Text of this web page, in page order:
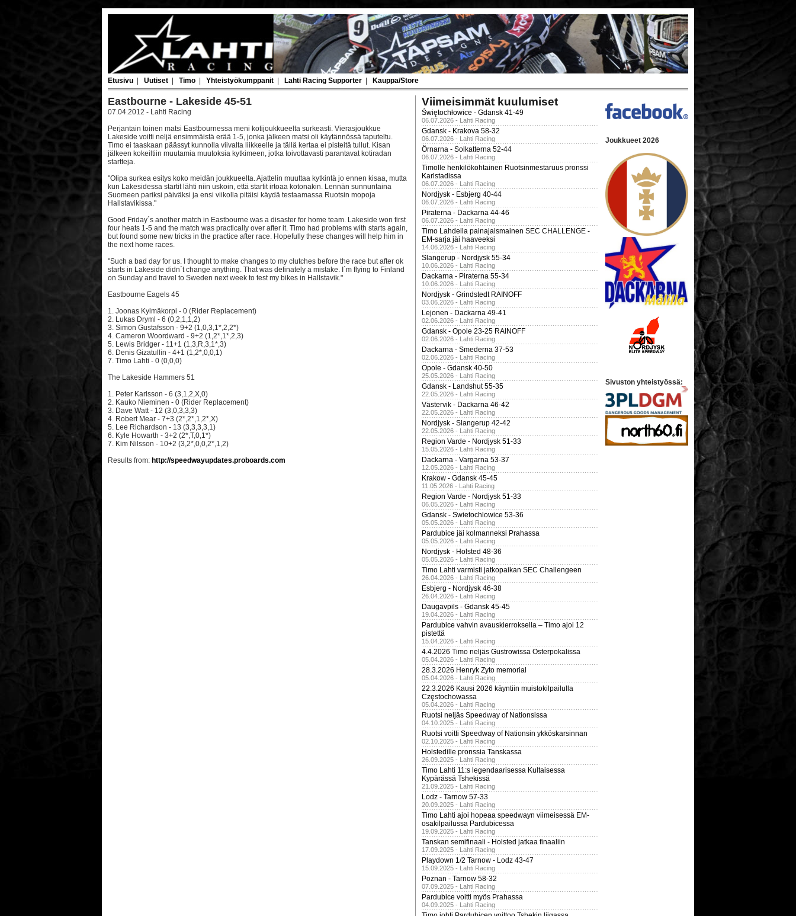
Etusivu Uutiset Timo Yhteistyökumppanit Lahti Racing Supporter Kauppa/Store
Eastbourne - Lakeside 45-51
07.04.2012 - Lahti Racing
Perjantain toinen matsi Eastbournessa meni kotijoukkueelta surkeasti. Vierasjoukkue
Lakeside voitti neljä ensimmäistä erää 1-5, jonka jälkeen matsi oli käytännössä taputeltu.
Timo ei taaskaan päässyt kunnolla viivalta liikkeelle ja tällä kertaa ei pisteitä tullut. Kisan
jälkeen kokeiltiin muutamia muutoksia kytkimeen, jotka toivottavasti parantavat kotiradan
startteja.
"Olipa surkea esitys koko meidän joukkueelta. Ajattelin muuttaa kytkintä jo ennen kisaa, mutta
kun Lakesidessa startit lähti niin uskoin, että startit irtoaa kotonakin. Lennän sunnuntaina
Suomeen pariksi päiväksi ja ensi viikolla pitäisi käydä testaamassa Ruotsin mopoja
Hallstavikissa."
Good Friday´s another match in Eastbourne was a disaster for home team. Lakeside won first
four heats 1-5 and the match was practically over after it. Timo had problems with starts again,
but found some new tricks in the practice after race. Hopefully these changes will help him in
the next home races.
"Such a bad day for us. I thought to make changes to my clutches before the race but after ok
starts in Lakeside didn´t change anything. That was definately a mistake. I´m flying to Finland
on Sunday and travel to Sweden next week to test my bikes in Hallstavik."
Eastbourne Eagels 45
1. Joonas Kylmäkorpi - 0 (Rider Replacement)
2. Lukas Dryml - 6 (0,2,1,1,2)
3. Simon Gustafsson - 9+2 (1,0,3,1*,2,2*)
4. Cameron Woordward - 9+2 (1,2*,1*,2,3)
5. Lewis Bridger - 11+1 (1,3,R,3,1*,3)
6. Denis Gizatullin - 4+1 (1,2*,0,0,1)
7. Timo Lahti - 0 (0,0,0)
The Lakeside Hammers 51
1. Peter Karlsson - 6 (3,1,2,X,0)
2. Kauko Nieminen - 0 (Rider Replacement)
3. Dave Watt - 12 (3,0,3,3,3)
4. Robert Mear - 7+3 (2*,2*,1,2*,X)
5. Lee Richardson - 13 (3,3,3,3,1)
6. Kyle Howarth - 3+2 (2*,T,0,1*)
7. Kim Nilsson - 10+2 (3,2*,0,0,2*,1,2)
Results from: http://speedwayupdates.proboards.com
Viimeisimmät kuulumiset
Świętochłowice - Gdansk 41-49
06.07.2026 - Lahti Racing
Gdansk - Krakova 58-32
06.07.2026 - Lahti Racing
Örnarna - Solkatterna 52-44
06.07.2026 - Lahti Racing
Timolle henkilökohtainen Ruotsinmestaruus pronssi
Karlstadissa
06.07.2026 - Lahti Racing
Nordjysk - Esbjerg 40-44
06.07.2026 - Lahti Racing
Piraterna - Dackarna 44-46
06.07.2026 - Lahti Racing
Timo Lahdella painajaismainen SEC CHALLENGE -
EM-sarja jäi haaveeksi
14.06.2026 - Lahti Racing
Slangerup - Nordjysk 55-34
10.06.2026 - Lahti Racing
Dackarna - Piraterna 55-34
10.06.2026 - Lahti Racing
Nordjysk - Grindstedt RAINOFF
03.06.2026 - Lahti Racing
Lejonen - Dackarna 49-41
02.06.2026 - Lahti Racing
Gdansk - Opole 23-25 RAINOFF
02.06.2026 - Lahti Racing
Dackarna - Smederna 37-53
02.06.2026 - Lahti Racing
Opole - Gdansk 40-50
25.05.2026 - Lahti Racing
Gdansk - Landshut 55-35
22.05.2026 - Lahti Racing
Västervik - Dackarna 46-42
22.05.2026 - Lahti Racing
Nordjysk - Slangerup 42-42
22.05.2026 - Lahti Racing
Region Varde - Nordjysk 51-33
15.05.2026 - Lahti Racing
Dackarna - Vargarna 53-37
12.05.2026 - Lahti Racing
Krakow - Gdansk 45-45
11.05.2026 - Lahti Racing
Region Varde - Nordjysk 51-33
06.05.2026 - Lahti Racing
Gdansk - Swietochlowice 53-36
05.05.2026 - Lahti Racing
Pardubice jäi kolmanneksi Prahassa
05.05.2026 - Lahti Racing
Nordjysk - Holsted 48-36
05.05.2026 - Lahti Racing
Timo Lahti varmisti jatkopaikan SEC Challengeen
26.04.2026 - Lahti Racing
Esbjerg - Nordjysk 46-38
26.04.2026 - Lahti Racing
Daugavpils - Gdansk 45-45
19.04.2026 - Lahti Racing
Pardubice vahvin avauskierroksella – Timo ajoi 12
pistettä
15.04.2026 - Lahti Racing
4.4.2026 Timo neljäs Gustrowissa Osterpokalissa
05.04.2026 - Lahti Racing
28.3.2026 Henryk Zyto memorial
05.04.2026 - Lahti Racing
22.3.2026 Kausi 2026 käyntiin muistokilpailulla
Częstochowassa
05.04.2026 - Lahti Racing
Ruotsi neljäs Speedway of Nationsissa
04.10.2025 - Lahti Racing
Ruotsi voitti Speedway of Nationsin ykköskarsinnan
02.10.2025 - Lahti Racing
Holstedille pronssia Tanskassa
26.09.2025 - Lahti Racing
Timo Lahti 11:s legendaarisessa Kultaisessa
Kypärässä Tshekissä
21.09.2025 - Lahti Racing
Lodz - Tarnow 57-33
20.09.2025 - Lahti Racing
Timo Lahti ajoi hopeaa speedwayn viimeisessä EM-
osakilpailussa Pardubicessa
19.09.2025 - Lahti Racing
Tanskan semifinaali - Holsted jatkaa finaaliin
17.09.2025 - Lahti Racing
Playdown 1/2 Tarnow - Lodz 43-47
15.09.2025 - Lahti Racing
Poznan - Tarnow 58-32
07.09.2025 - Lahti Racing
Pardubice voitti myös Prahassa
04.09.2025 - Lahti Racing
Joukkueet 2026
Sivuston yhteistyössä: